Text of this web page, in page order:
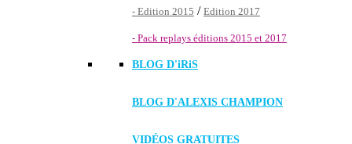
- Edition 2015 / Edition 2017
- Pack replays éditions 2015 et 2017
BLOG D'iRiS
BLOG D'ALEXIS CHAMPION
VIDÉOS GRATUITES